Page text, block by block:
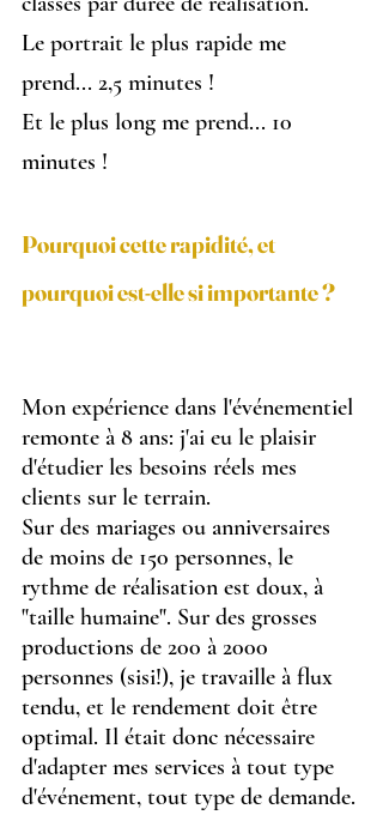
Le portrait le plus rapide me
prend... 2,5 minutes !
Et le plus long me prend... 10
minutes !
Pourquoi cette rapidité, et
pourquoi est-elle si importante ?
Mon expérience dans l'événementiel
remonte à 8 ans: j'ai eu le plaisir
d'étudier les besoins réels mes
clients sur le terrain.
Sur des mariages ou anniversaires
de moins de 150 personnes, le
rythme de réalisation est doux, à
"taille humaine". Sur des grosses
productions de 200 à 2000
personnes (sisi!), je travaille à flux
tendu, et le rendement doit être
optimal. Il était donc nécessaire
d'adapter mes services à tout type
d'événement, tout type de demande.